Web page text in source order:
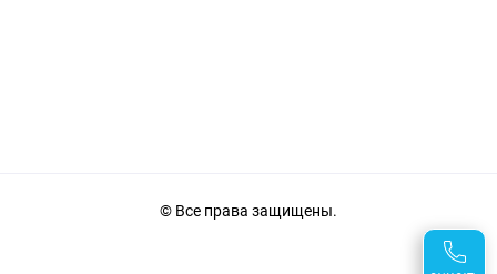
© Все права защищены.